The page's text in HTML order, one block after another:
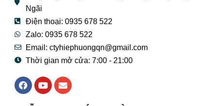
Ngãi
Điện thoại: 0935 678 522
Zalo: 0935 678 522
Email: ctyhiephuongqn@gmail.com
Thời gian mở cửa: 7:00 - 21:00
F
a
Y
o
E
n